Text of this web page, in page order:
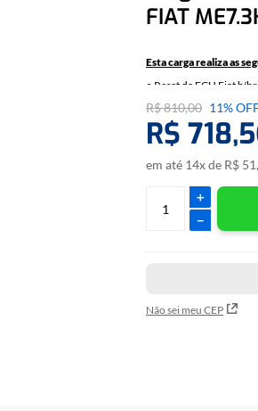
FIAT
Esta carga realiza as
• Reset da ECU Fiat
• Descodificação da
consiste em desabilitar
funcione sem a
mecânica.
Híbrida para
ECU.
Fiat
R$810,00 11%
R$ 718,
em até 14x de R$ 51,
＋
－
Não sei meu CEP